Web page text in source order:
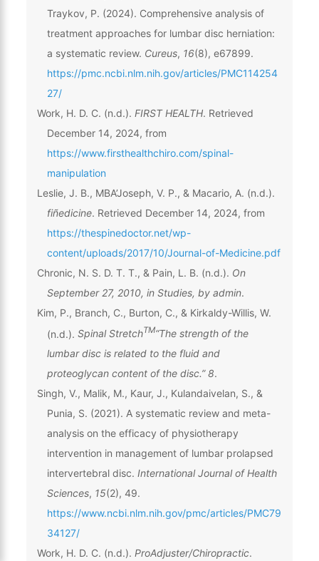
Traykov, P. (2024). Comprehensive analysis of
treatment approaches for lumbar disc herniation:
a systematic review. Cureus, 16(8), e67899.
https://pmc.ncbi.nlm.nih.gov/articles/PMC114254
27/
Work, H. D. C. (n.d.). FIRST HEALTH. Retrieved
December 14, 2024, from
https://www.firsthealthchiro.com/spinal-
manipulation
Leslie, J. B., MBA’Joseph, V. P., & Macario, A. (n.d.).
fiñedicine. Retrieved December 14, 2024, from
https://thespinedoctor.net/wp-
content/uploads/2017/10/Journal-of-Medicine.pdf
Chronic, N. S. D. T. T., & Pain, L. B. (n.d.). On
September 27, 2010, in Studies, by admin.
Kim, P., Branch, C., Burton, C., & Kirkaldy-Willis, W.
(n.d.). Spinal StretchTM“The strength of the
lumbar disc is related to the fluid and
proteoglycan content of the disc.” 8.
Singh, V., Malik, M., Kaur, J., Kulandaivelan, S., &
Punia, S. (2021). A systematic review and meta-
analysis on the efficacy of physiotherapy
intervention in management of lumbar prolapsed
intervertebral disc. International Journal of Health
Sciences, 15(2), 49.
https://www.ncbi.nlm.nih.gov/pmc/articles/PMC79
34127/
Work, H. D. C. (n.d.). ProAdjuster/Chiropractic.